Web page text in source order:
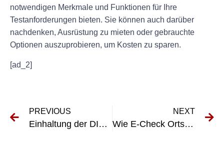
notwendigen Merkmale und Funktionen für Ihre
Testanforderungen bieten. Sie können auch darüber
nachdenken, Ausrüstung zu mieten oder gebrauchte
Optionen auszuprobieren, um Kosten zu sparen.
[ad_2]
PREVIOUS
Einhaltung der DIN EN 62353 VDE 0751-1: Was Sie wissen müssen
NEXT
Wie E-Check Ortsveränderliche Geräte die Effizienz am Arbeitsplatz verbessern kann